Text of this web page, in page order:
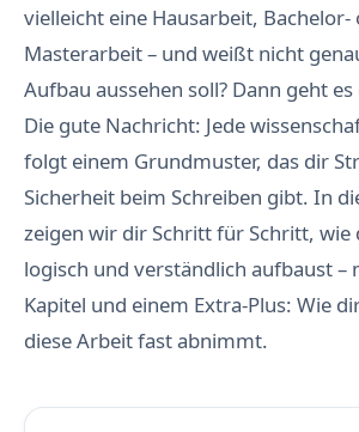
vielleicht eine Hausarbeit, Bachelor-
Masterarbeit – und weißt nicht
Aufbau aussehen soll? Dann geht
Die gute Nachricht: Jede
folgt einem Grundmuster, das dir
Sicherheit beim Schreiben gibt. In
zeigen wir dir Schritt für Schritt, wie
logisch und verständlich aufbaust –
Kapitel und einem Extra-Plus: Wie
diese Arbeit fast abnimmt.